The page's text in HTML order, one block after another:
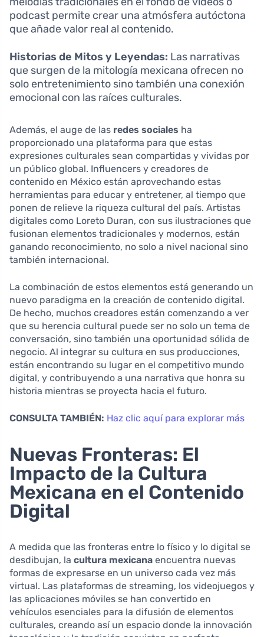
podcast permite crear una atmósfera autóctona
que añade valor real al contenido.
Historias de Mitos y Leyendas: Las narrativas
que surgen de la mitología mexicana ofrecen no
solo entretenimiento sino también una conexión
emocional con las raíces culturales.
Además, el auge de las redes sociales ha
proporcionado una plataforma para que estas
expresiones culturales sean compartidas y vividas por
un público global. Influencers y creadores de
contenido en México están aprovechando estas
herramientas para educar y entretener, al tiempo que
ponen de relieve la riqueza cultural del país. Artistas
digitales como Loreto Duran, con sus ilustraciones que
fusionan elementos tradicionales y modernos, están
ganando reconocimiento, no solo a nivel nacional sino
también internacional.
La combinación de estos elementos está generando un
nuevo paradigma en la creación de contenido digital.
De hecho, muchos creadores están comenzando a ver
que su herencia cultural puede ser no solo un tema de
conversación, sino también una oportunidad sólida de
negocio. Al integrar su cultura en sus producciones,
están encontrando su lugar en el competitivo mundo
digital, y contribuyendo a una narrativa que honra su
historia mientras se proyecta hacia el futuro.
CONSULTA TAMBIÉN: Haz clic aquí para explorar más
Nuevas Fronteras: El
Impacto de la Cultura
Mexicana en el Contenido
Digital
A medida que las fronteras entre lo físico y lo digital se
desdibujan, la cultura mexicana encuentra nuevas
formas de expresarse en un universo cada vez más
virtual. Las plataformas de streaming, los videojuegos y
las aplicaciones móviles se han convertido en
vehículos esenciales para la difusión de elementos
culturales, creando así un espacio donde la innovación